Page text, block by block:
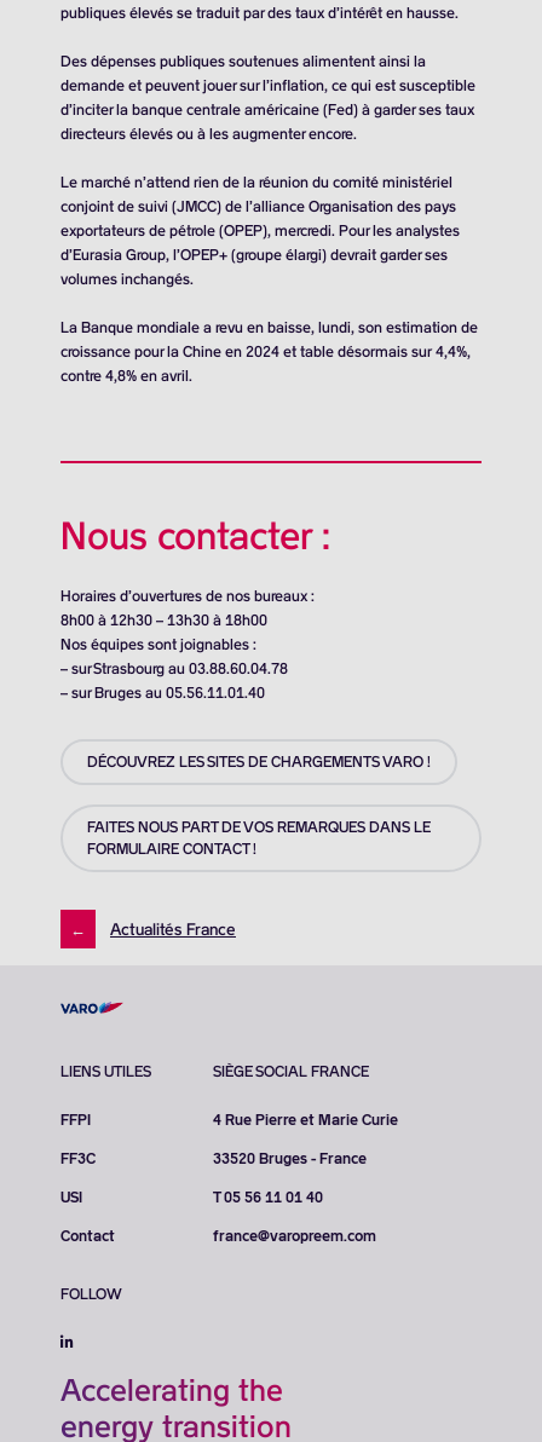
publiques élevés se traduit par des taux d’intérêt en hausse.
Des dépenses publiques soutenues alimentent ainsi la
demande et peuvent jouer sur l’inflation, ce qui est susceptible
d’inciter la banque centrale américaine (Fed) à garder ses taux
directeurs élevés ou à les augmenter encore.
Le marché n’attend rien de la réunion du comité ministériel
conjoint de suivi (JMCC) de l’alliance Organisation des pays
exportateurs de pétrole (OPEP), mercredi. Pour les analystes
d’Eurasia Group, l’OPEP+ (groupe élargi) devrait garder ses
volumes inchangés.
La Banque mondiale a revu en baisse, lundi, son estimation de
croissance pour la Chine en 2024 et table désormais sur 4,4%,
contre 4,8% en avril.
Nous contacter :
Horaires d’ouvertures de nos bureaux :
8h00 à 12h30 – 13h30 à 18h00
Nos équipes sont joignables :
– sur Strasbourg au 03.88.60.04.78
– sur Bruges au 05.56.11.01.40
DÉCOUVREZ LES SITES DE CHARGEMENTS VARO !
FAITES NOUS PART DE VOS REMARQUES DANS LE
FORMULAIRE CONTACT !
← Actualités France
LIENS UTILES
FFPI
FF3C
USI
Contact
SIÈGE SOCIAL FRANCE
4 Rue Pierre et Marie Curie
33520 Bruges - France
T 05 56 11 01 40
france@varopreem.com
FOLLOW
Accelerating the
energy transition